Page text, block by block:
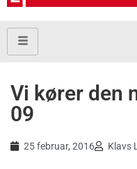
Vi kører den
09
25 februar, 2016 Klavs